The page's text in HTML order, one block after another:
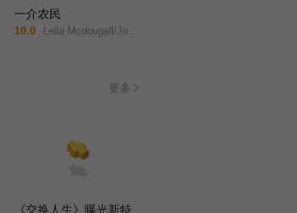
一介农民
10.0 Leila Mcdougall/Joel Jackson/Robert Taylor/
更多
《交换人生》曝光新特